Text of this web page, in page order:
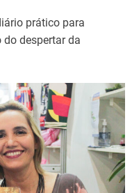
prático para
despertar da